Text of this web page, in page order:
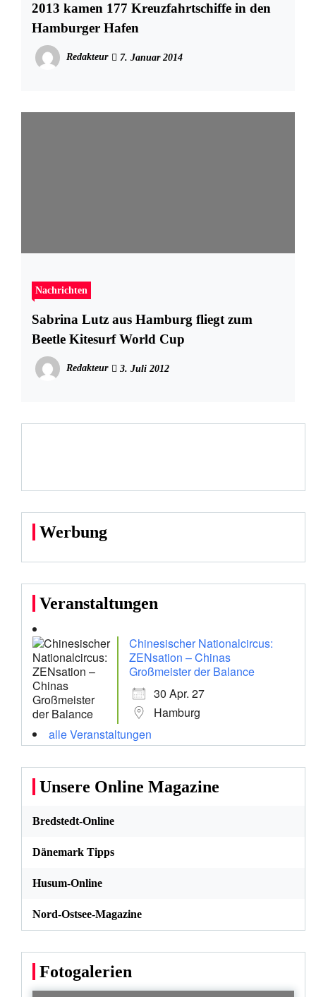
2013 kamen 177 Kreuzfahrtschiffe in den
Hamburger Hafen
Redakteur 7. Januar 2014
Nachrichten
Sabrina Lutz aus Hamburg fliegt zum
Beetle Kitesurf World Cup
Redakteur 3. Juli 2012
Werbung
Veranstaltungen
Chinesischer Nationalcircus:
ZENsation – Chinas
Großmeister der Balance
30 Apr. 27
Hamburg
alle Veranstaltungen
Unsere Online Magazine
Bredstedt-Online
Dänemark Tipps
Husum-Online
Nord-Ostsee-Magazine
Fotogalerien